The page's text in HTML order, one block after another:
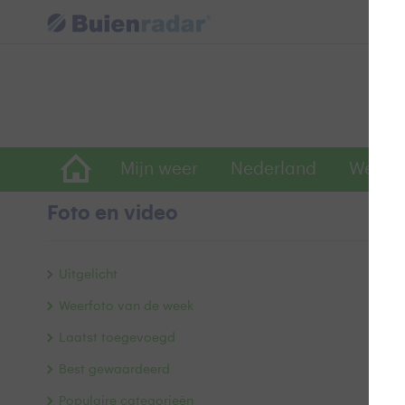
Mijn weer Nederland
Foto en video
Uitgelicht
Weerfoto van de week
Laatst toegevoegd
Best gewaardeerd
Populaire categorieën